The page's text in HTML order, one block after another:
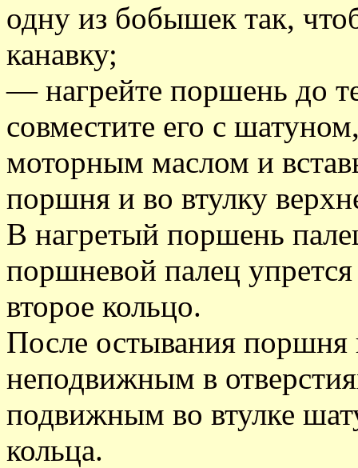
одну из бобышек так,
канавку;
— нагрейте поршень до
совместите его с
моторным маслом и
поршня и во втулку
В нагретый поршень
поршневой палец упрется
второе кольцо.
После остывания поршня
неподвижным в
подвижным во втулке
кольца.